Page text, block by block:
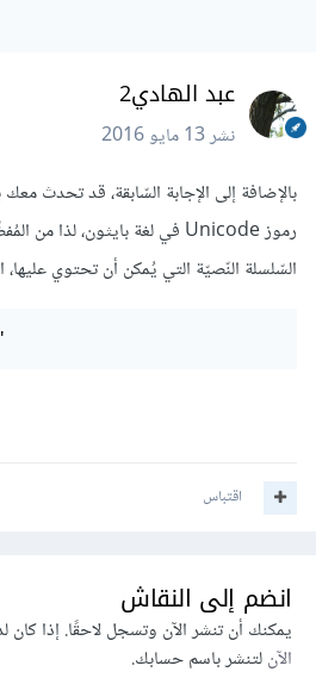
عبد الهادي2
نشر13 مايو 2016
بالإضافة إلى الإجابة السّابقة، قد تحدث
السّلسلة النّصيّة التي يُمكن أن تحتوي عليها،
arabic = u"العربيّة"
اقتباس
انضم إلى النقاش
يمكنك أن تنشر الآن وتسجل لاحقًا. إذا
الآنلتنشر باسم حسابك.